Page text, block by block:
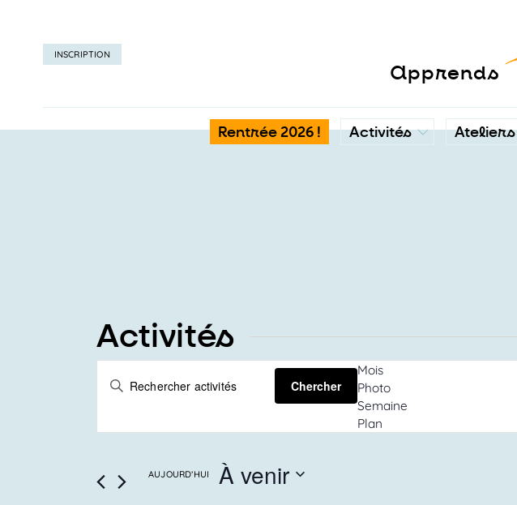
apprends
Rentrée 2026 ! Activités Ateliers
INSCRIPTION
Activités
Recherche
de
MOT-
ACTIVITÉS
CLÉ.
Chercher
Mois
Photo
Semaine
Plan
AUJOURD’HUI À venir